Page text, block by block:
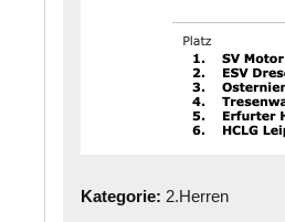
Kategorie: 2.Herren